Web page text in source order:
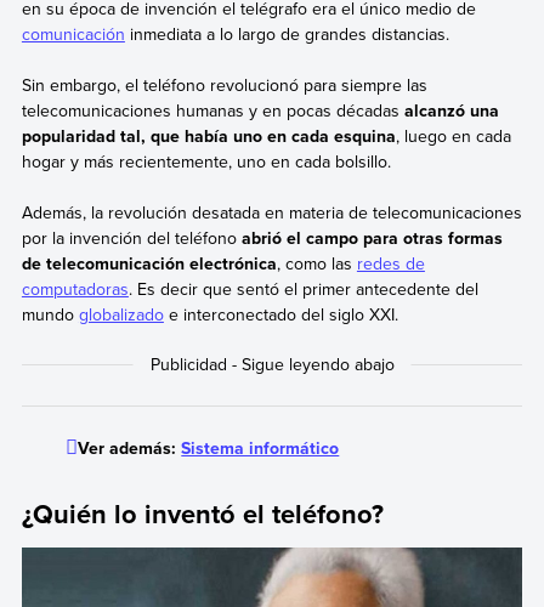
en su época de invención el telégrafo era el único medio de
comunicación inmediata a lo largo de grandes distancias.
Sin embargo, el teléfono revolucionó para siempre las
telecomunicaciones humanas y en pocas décadas alcanzó una
popularidad tal, que había uno en cada esquina, luego en cada
hogar y más recientemente, uno en cada bolsillo.
Además, la revolución desatada en materia de telecomunicaciones
por la invención del teléfono abrió el campo para otras formas
de telecomunicación electrónica, como las redes de
computadoras. Es decir que sentó el primer antecedente del
mundo globalizadoe interconectado del siglo XXI.
Ver además:Sistema informático
¿Quién lo inventó el teléfono?